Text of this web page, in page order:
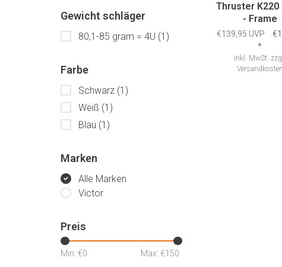
Gewicht schläger
80,1-85 gram = 4U (1)
Farbe
Schwarz (1)
Weiß (1)
Blau (1)
Marken
Alle Marken
Victor
Preis
Min: €0 Max: €150
Thruster K220
- Frame
€139,95 UVP
*
Inkl. MwSt.
Versandkosten